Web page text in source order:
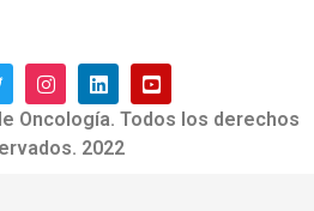
Oncología. Todos los derechos
2022